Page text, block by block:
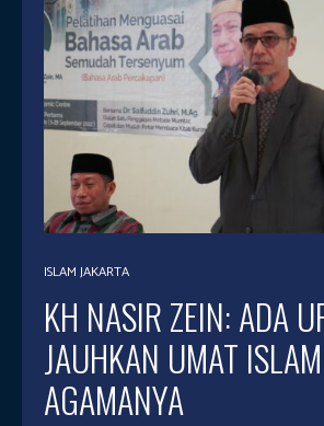
ISLAM JAKARTA
KH NASIR ZEIN: ADA
JAUHKAN UMAT
AGAMANYA